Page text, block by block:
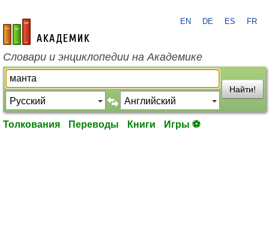
academic.ru
EN DE ES FR
Словари и энциклопедии на Академике
Найти!
Толкования Переводы Книги Игры ⚽